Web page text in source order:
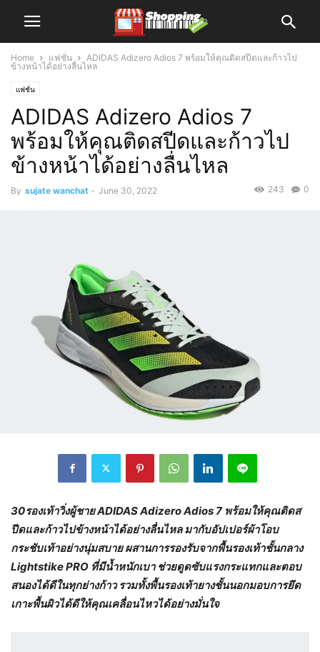
Home แฟชั่น
ADIDAS Adizero Adios 7 พร้อมให้คุณติดสปีดและก้าวไป
ข้างหน้าได้อย่างลื่นไหล
แฟชั่น
ADIDAS Adizero Adios 7
พร้อมให้คุณติดสปีดและก้าวไป
ข้างหน้าได้อย่างลื่นไหล
By sujate wanchat - June 30, 2022 0
243
30รองเท้าวิ่งผู้ชายADIDAS Adizero Adios 7 พร้อมให้คุณติดส
ปีดและก้าวไปข้างหน้าได้อย่างลื่นไหล มากับอัปเปอร์ผ้าโอบ
กระชับเท้าอย่างนุ่มสบาย ผสานการรองรับจากพื้นรองเท้าชั้นกลาง
Lightstike PRO ที่มีน้ำหนักเบา ช่วยดูดซับแรงกระแทกและตอบ
สนองได้ดีในทุกย่างก้าว รวมทั้งพื้นรองเท้ายางชั้นนอกมอบการยึด
เกาะพื้นผิวได้ดีให้คุณเคลื่อนไหวได้อย่างมั่นใจ